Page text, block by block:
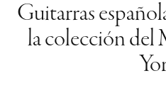
Guitarras
la colección del